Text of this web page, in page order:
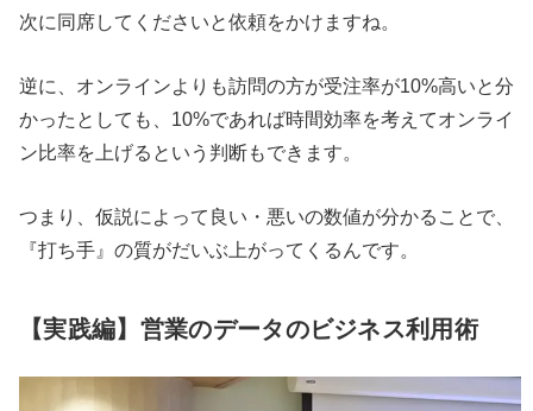
次に同席してくださいと依頼をかけますね。
逆に、オンラインよりも訪問の方が受注率が10%高いと分
かったとしても、10%であれば時間効率を考えてオンライ
ン比率を上げるという判断もできます。
つまり、仮説によって良い・悪いの数値が分かることで、
『打ち手』の質がだいぶ上がってくるんです。
【実践編】営業のデータのビジネス利用術